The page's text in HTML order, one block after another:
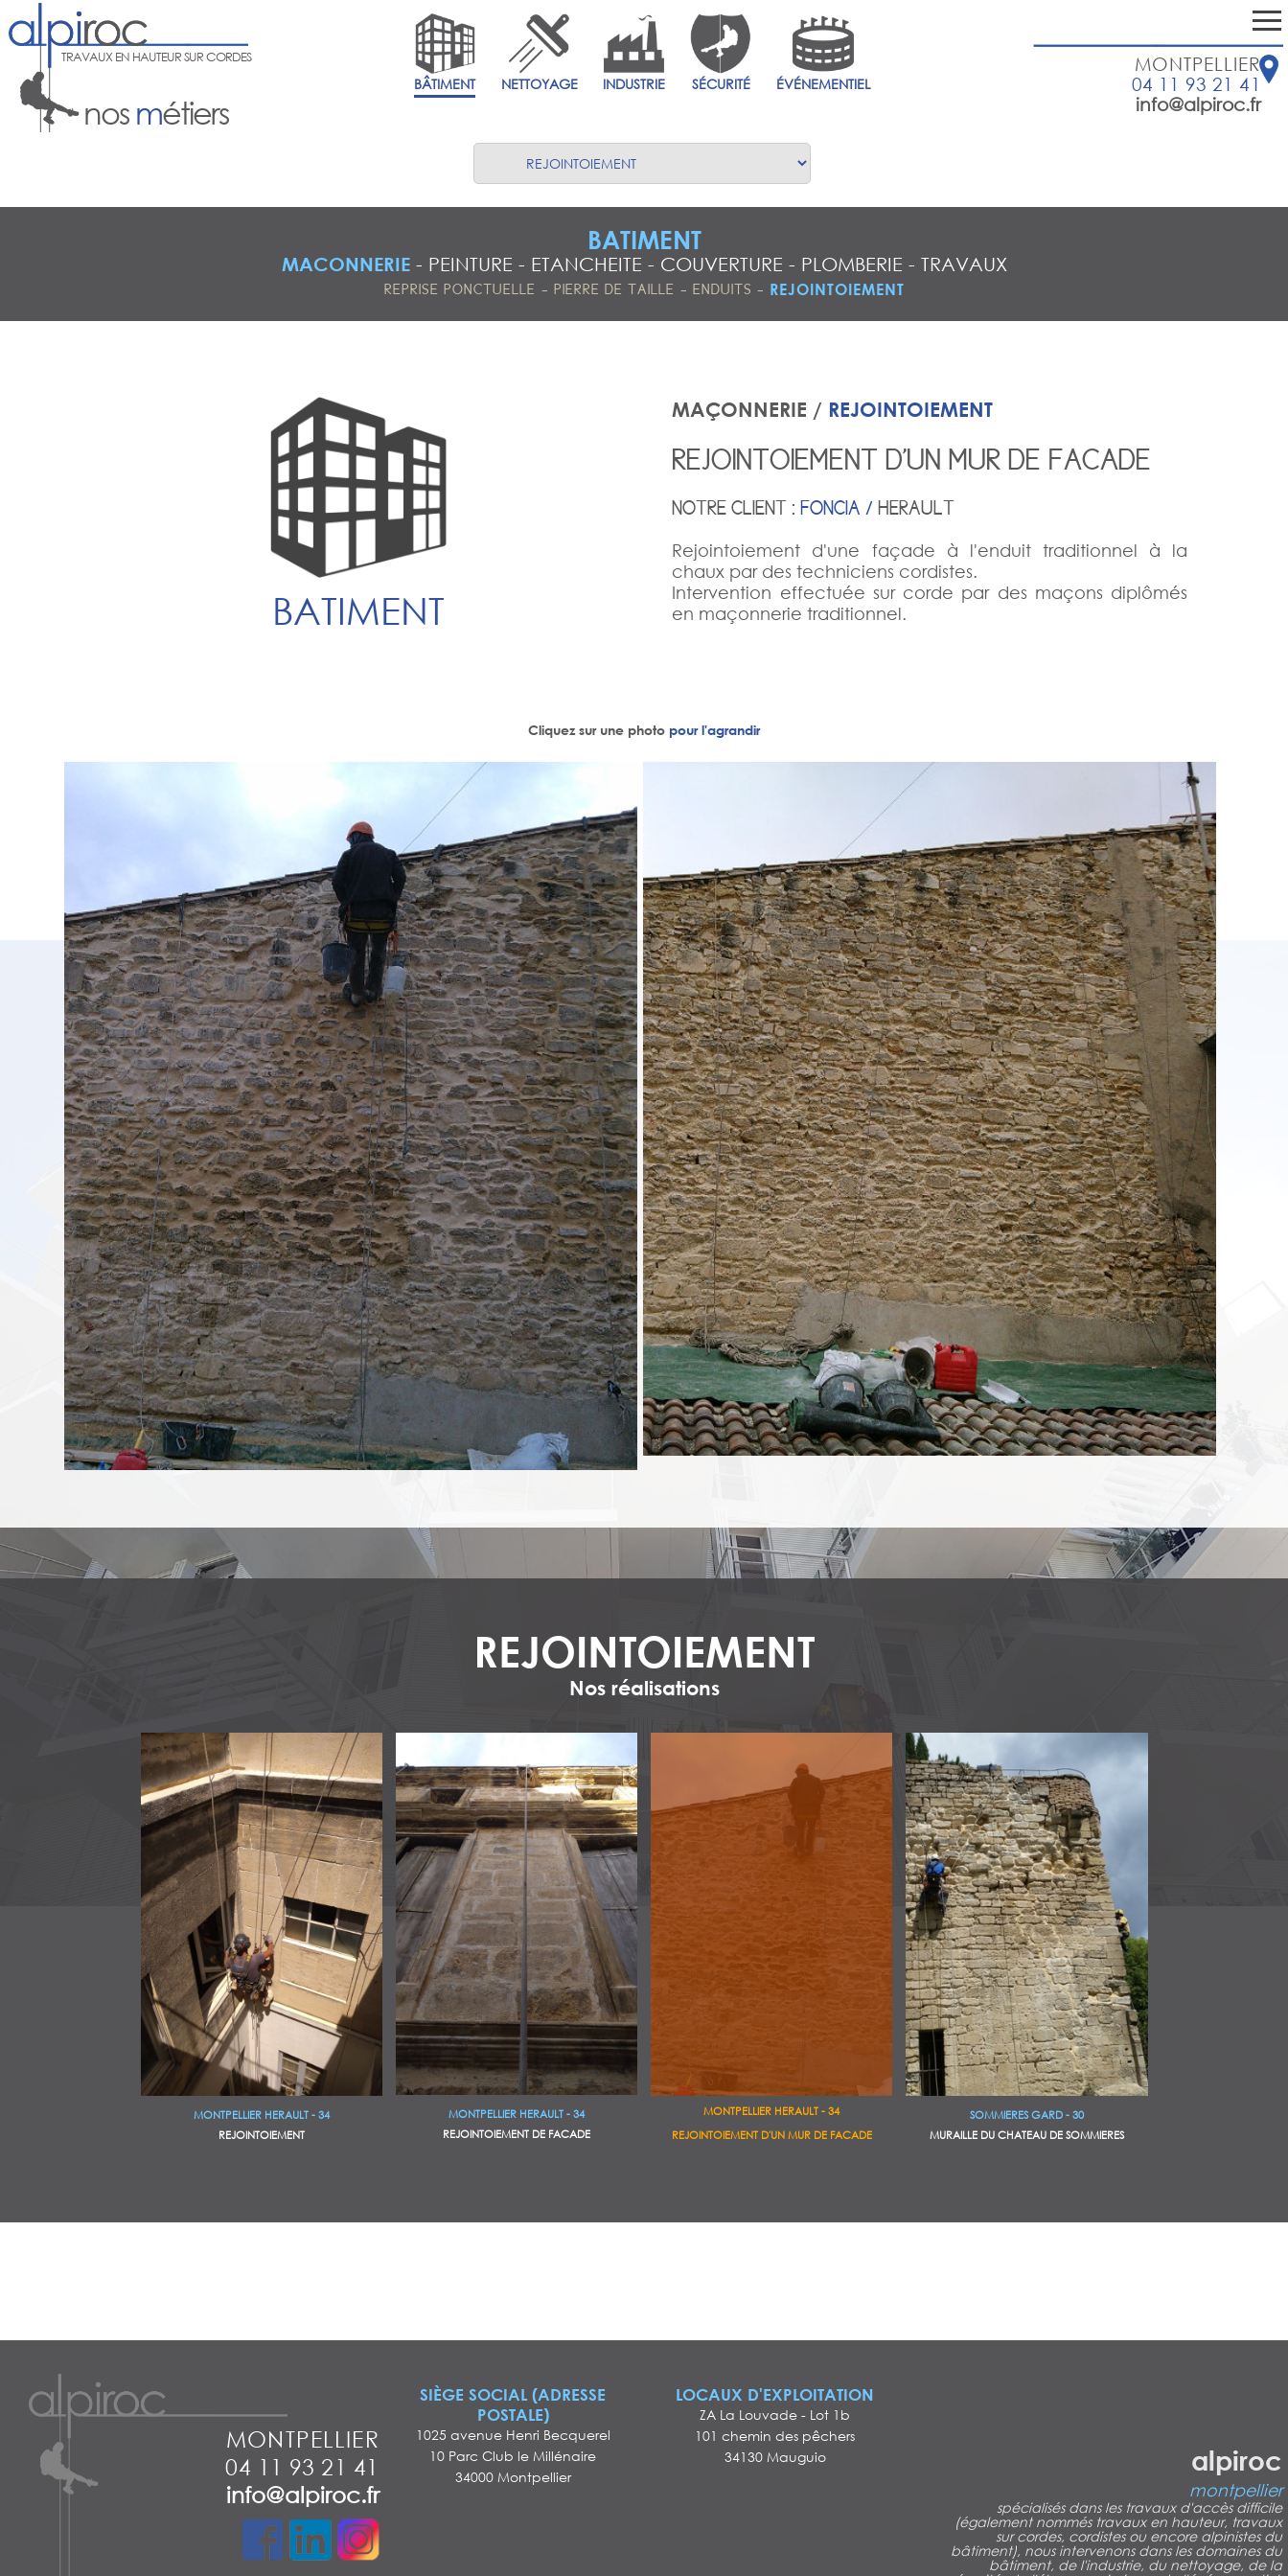
TRAVAUX EN HAUTEUR SUR CORDES
nos métiers
BÂTIMENT NETTOYAGE INDUSTRIE SÉCURITÉ ÉVÉNEMENTIEL
MONTPELLIER
04 11 93 21 41
info@alpiroc.fr
BATIMENT
MACONNERIE- PEINTURE - ETANCHEITE - COUVERTURE - PLOMBERIE - TRAVAUX
REPRISE PONCTUELLE - PIERRE DE TAILLE - ENDUITS - REJOINTOIEMENT
BATIMENT
MAÇONNERIE / REJOINTOIEMENT
REJOINTOIEMENT D'UN MUR DE FACADE
NOTRE CLIENT : FONCIA / HERAULT
Rejointoiement d'une façade à l'enduit traditionnel à la
chaux par des techniciens cordistes.
Intervention effectuée sur corde par des maçons diplômés
en maçonnerie traditionnel.
Cliquez sur une photo pour l'agrandir
REJOINTOIEMENT
Nos réalisations
MONTPELLIER HERAULT - 34
REJOINTOIEMENT
MONTPELLIER HERAULT - 34
REJOINTOIEMENT DE FACADE
MONTPELLIER HERAULT - 34
REJOINTOIEMENT D'UN MUR DE FACADE
SOMMIERES GARD - 30
MURAILLE DU CHATEAU DE SOMMIERES
MONTPELLIER
04 11 93 21 41
info@alpiroc.fr
SIÈGE SOCIAL (ADRESSE
POSTALE)
1025 avenue Henri Becquerel
10 Parc Club le Millénaire
34000 Montpellier
LOCAUX D'EXPLOITATION
ZA La Louvade - Lot 1b
101 chemin des pêchers
34130 Mauguio
alpiroc
montpellier
spécialisés dans les travaux d'accès difficile
(également nommés travaux en hauteur, travaux
sur cordes, cordistes ou encore alpinistes du
bâtiment), nous intervenons dans les domaines du
bâtiment, de l'industrie, du nettoyage, de la